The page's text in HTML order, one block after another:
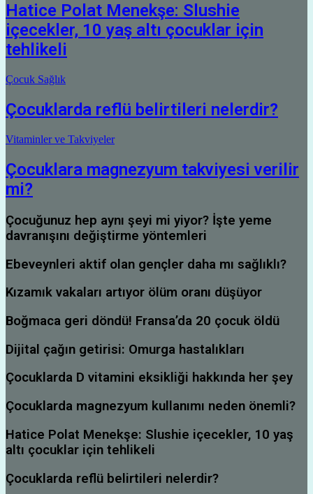
Hatice Polat Menekşe: Slushie
içecekler, 10 yaş altı çocuklar için
tehlikeli
Çocuk Sağlık
Çocuklarda reflü belirtileri nelerdir?
Vitaminler ve Takviyeler
Çocuklara magnezyum takviyesi verilir
mi?
Çocuğunuz hep aynı şeyi mi yiyor? İşte yeme
davranışını değiştirme yöntemleri
Ebeveynleri aktif olan gençler daha mı sağlıklı?
Kızamık vakaları artıyor ölüm oranı düşüyor
Boğmaca geri döndü! Fransa’da 20 çocuk öldü
Dijital çağın getirisi: Omurga hastalıkları
Çocuklarda D vitamini eksikliği hakkında her şey
Çocuklarda magnezyum kullanımı neden önemli?
Hatice Polat Menekşe: Slushie içecekler, 10 yaş
altı çocuklar için tehlikeli
Çocuklarda reflü belirtileri nelerdir?